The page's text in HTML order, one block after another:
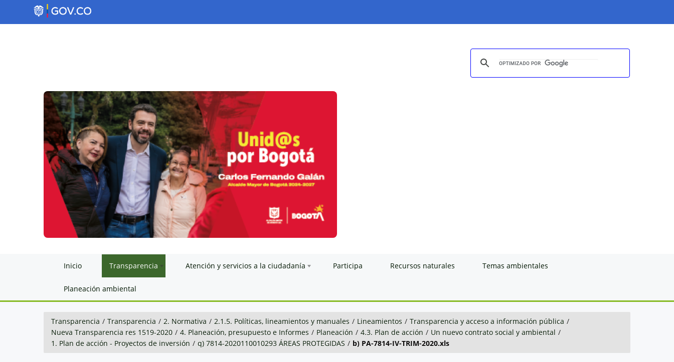
Inicio Transparencia Atención y servicios a la ciudadanía Participa Recursos naturales Temas ambientales
Planeación ambiental
Transparencia / Transparencia / 2. Normativa / 2.1.5. Políticas, lineamientos y manuales / Lineamientos / Transparencia y acceso a información pública /
Nueva Transparencia res 1519-2020 / 4. Planeación, presupuesto e Informes / Planeación / 4.3. Plan de acción / Un nuevo contrato social y ambiental /
1. Plan de acción - Proyectos de inversión / q) 7814-2020110010293 ÁREAS PROTEGIDAS / b) PA-7814-IV-TRIM-2020.xls